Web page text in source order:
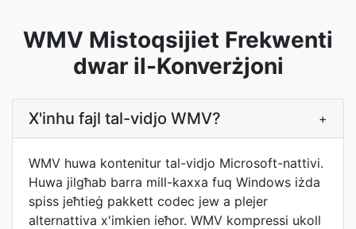
WMV Mistoqsijiet Frekwenti
dwar il-Konverżjoni
X'inhu fajl tal-vidjo WMV? +
WMV huwa kontenitur tal-vidjo Microsoft-nattivi.
Huwa jilgħab barra mill-kaxxa fuq Windows iżda
spiss jeħtieġ pakkett codec jew a plejer
alternattiva x'imkien ieħor. WMV kompressi ukoll